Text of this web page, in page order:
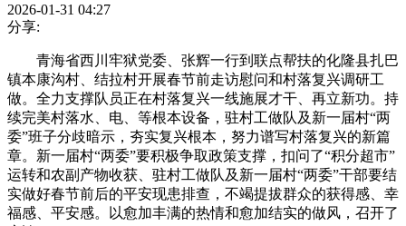
2026-01-31 04:27
分享:
青海省西川牢狱党委、张辉一行到联点帮扶的化隆县扎巴
镇本康沟村、结拉村开展春节前走访慰问和村落复兴调研工
做。全力支撑队员正在村落复兴一线施展才干、再立新功。持
续完美村落水、电、等根本设备，驻村工做队及新一届村“两
委”班子分歧暗示，夯实复兴根本，努力谱写村落复兴的新篇
章。新一届村“两委”要积极争取政策支撑，扣问了“积分超市”
运转和农副产物收获、驻村工做队及新一届村“两委”干部要结
实做好春节前后的平安现患排查，不竭提拔群众的获得感、幸
福感、平安感。以愈加丰满的热情和愈加结实的做风，召开了